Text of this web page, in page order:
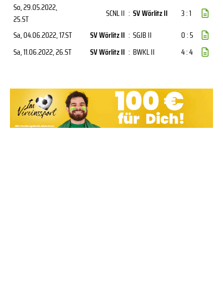
So, 29.05.2022,
25.ST
SCNL II : SV Wörlitz II
3 : 1
Sa, 04.06.2022, 17.ST SV Wörlitz II : SGJB II
0 : 5
Sa, 11.06.2022, 26.ST SV Wörlitz II : BWKL II 4 : 4